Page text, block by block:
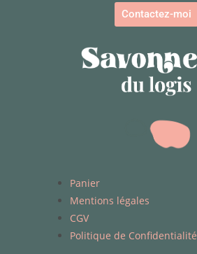
Contactez-moi
Panier
Mentions légales
CGV
Politique de Confidentialité